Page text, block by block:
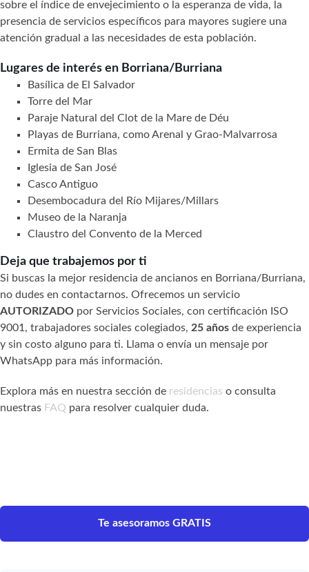
sobre el índice de envejecimiento o la esperanza de vida, la
presencia de servicios específicos para mayores sugiere una
atención gradual a las necesidades de esta población.
Lugares de interés en Borriana/Burriana
Basílica de El Salvador
Torre del Mar
Paraje Natural del Clot de la Mare de Déu
Playas de Burriana, como Arenal y Grao-Malvarrosa
Ermita de San Blas
Iglesia de San José
Casco Antiguo
Desembocadura del Río Mijares/Millars
Museo de la Naranja
Claustro del Convento de la Merced
Deja que trabajemos por ti
Si buscas la mejor residencia de ancianos en Borriana/Burriana,
no dudes en contactarnos. Ofrecemos un servicio
AUTORIZADO por Servicios Sociales, con certificación ISO
9001, trabajadores sociales colegiados, 25 años de experiencia
y sin costo alguno para ti. Llama o envía un mensaje por
WhatsApp para más información.
Explora más en nuestra sección de residencias o consulta
nuestras FAQ para resolver cualquier duda.
Te asesoramos GRATIS